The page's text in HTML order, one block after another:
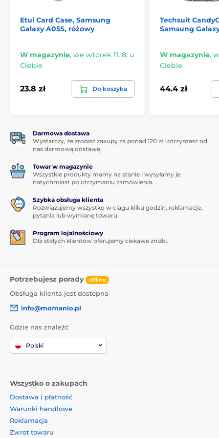
Etui Card Case, Samsung
Galaxy A05S, różowy
W magazynie, we wtorek 11. 8. u
Ciebie
23.8 zł Do koszyka
Techsuit
Samsung
W magazynie,
Ciebie
44.4 zł
Darmowa dostawa
Wystarczy, że zrobisz zakupy za ponad 120 zł i otrzymasz od
nas darmową dostawę.
Towar w magazynie
Wszystkie produkty mamy na stanie i wysyłamy je
natychmiast po otrzymaniu zamówienia.
Szybka obsługa klienta
Rozwiązujemy wszystko w ciągu kilku godzin, reklamacje,
pytania lub wymianę towaru.
Program lojalnościowy
Dla stałych klientów oferujemy ciekawe zniżki.
Potrzebujesz porady offline
Obsługa klienta jest dostępna
info@momanio.pl
Gdzie nas znaleźć
Polski
Wszystko o zakupach
Dostawa i płatność
Warunki handlowe
Reklamacja
Zwrot towaru